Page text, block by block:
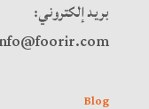
بريد إلكتروني:
Blog